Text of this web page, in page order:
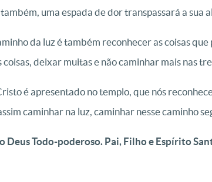
uma espada de dor transpassará a sua
da luz é também reconhecer as coisas
deixar muitas e não caminhar mais nas
é apresentado no templo, que nós
caminhar na luz, caminhar nesse caminho
Deus Todo-poderoso. Pai, Filho e Espírito